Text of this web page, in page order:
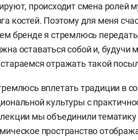
происходит смена ролей
костей. Поэтому для меня
бренде я стремлюсь
оставаться собой и, будучи
отражать такой
вплетать традиции в
культуры с
мы объединили
пространство